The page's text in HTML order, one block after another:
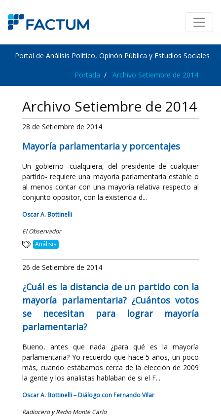
Portal de Análisis Político, Opinón Pública y Estudios Sociales
Portada Archivo Setiembre de 2014
Archivo Setiembre de 2014
28 de Setiembre de 2014
Mayoría parlamentaria y porcentajes
Un gobierno -cualquiera, del presidente de cualquier
partido- requiere una mayoría parlamentaria estable o
al menos contar con una mayoría relativa respecto al
conjunto opositor, con la existencia d...
Oscar A. Bottinelli
El Observador
Análisis
26 de Setiembre de 2014
¿Cuál es la distancia de un partido con la
mayoría parlamentaria? ¿Cuántos votos
se necesitan para lograr mayoría
parlamentaria?
Bueno, antes que nada ¿para qué es la mayoría
parlamentaria? Yo recuerdo que hace 5 años, un poco
más, cuando estábamos cerca de la elección de 2009
la gente y los analistas hablaban de si el F...
Oscar A. Bottinelli – Diálogo con Fernando Vilar
Radiocero y Radio Monte Carlo